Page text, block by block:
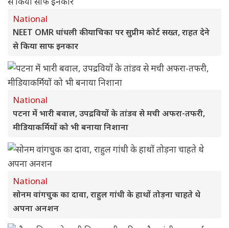
National
NEET OMR धांधली की याचिका पर सुप्रीम कोर्ट सख्त, राहत देने
से किया साफ इनकार
National
पटना में भारी बवाल, उपद्रवियों के तांडव से मची अफरा-तफरी,
मीडियाकर्मियों को भी बनाया निशाना
National
सोनम वांगचुक का दावा, राहुल गांधी के हाथों तोड़ना चाहते थे
अपना अनशन